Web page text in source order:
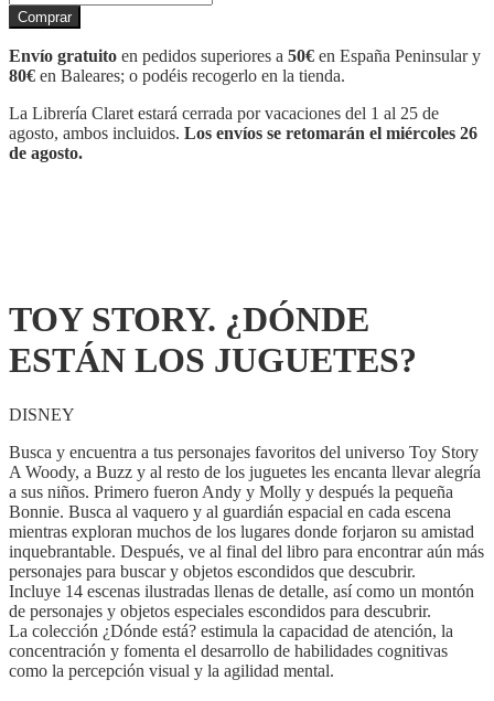
STORY.
¿DÓNDE
ESTÁN
LOS
cantidad
Comprar
Envío gratuito en pedidos superiores a 50€ en España Peninsular y
80€ en Baleares; o podéis recogerlo en la tienda.
La Librería Claret estará cerrada por vacaciones del 1 al 25 de
agosto, ambos incluidos. Los envíos se retomarán el miércoles 26
de agosto.
TOY STORY. ¿DÓNDE
ESTÁN LOS JUGUETES?
DISNEY
Busca y encuentra a tus personajes favoritos del universo Toy Story
A Woody, a Buzz y al resto de los juguetes les encanta llevar alegría
a sus niños. Primero fueron Andy y Molly y después la pequeña
Bonnie. Busca al vaquero y al guardián espacial en cada escena
mientras exploran muchos de los lugares donde forjaron su amistad
inquebrantable. Después, ve al final del libro para encontrar aún más
personajes para buscar y objetos escondidos que descubrir.
Incluye 14 escenas ilustradas llenas de detalle, así como un montón
de personajes y objetos especiales escondidos para descubrir.
La colección ¿Dónde está? estimula la capacidad de atención, la
concentración y fomenta el desarrollo de habilidades cognitivas
como la percepción visual y la agilidad mental.